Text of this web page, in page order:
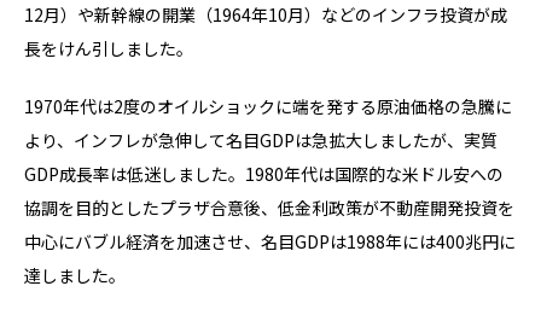
12月）や新幹線の開業（1964年10月）などのインフラ投資が成
長をけん引しました。
1970年代は2度のオイルショックに端を発する原油価格の急騰に
より、インフレが急伸して名目GDPは急拡大しましたが、実質
GDP成長率は低迷しました。1980年代は国際的な米ドル安への
協調を目的としたプラザ合意後、低金利政策が不動産開発投資を
中心にバブル経済を加速させ、名目GDPは1988年には400兆円に
達しました。